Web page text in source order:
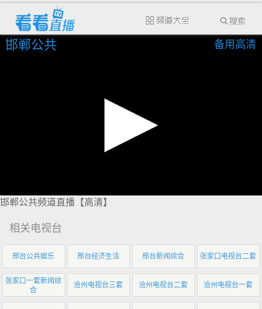
邯郸公共 备用高清
邯郸公共频道直播【高清】
相关电视台
邢台公共娱乐 邢台经济生活 邢台新闻综合 张家口电视台二套
张家口一套新闻综
合
沧州电视台三套 沧州电视台二套 沧州电视台一套